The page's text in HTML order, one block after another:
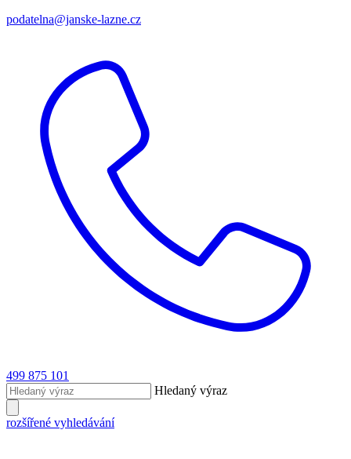
podatelna@janske-lazne.cz
499 875 101
Hledaný výraz
rozšířené vyhledávání